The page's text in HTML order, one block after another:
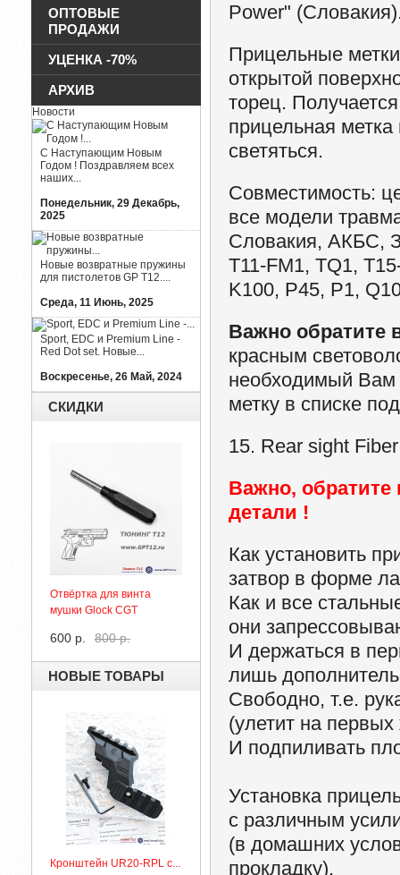
ОПТОВЫЕ
ПРОДАЖИ
УЦЕНКА -70%
АРХИВ
Новости
С Наступающим Новым
Годом ! Поздравляем всех
наших...
Понедельник, 29 Декабрь,
2025
Новые возвратные пружины
для пистолетов GP T12....
Среда, 11 Июнь, 2025
Sport, EDC и Premium Line -
Red Dot set. Новые...
Воскресенье, 26 Май, 2024
СКИДКИ
Отвёртка для винта
мушки Glock CGT
600 р. 800 р.
НОВЫЕ ТОВАРЫ
Кронштейн UR20-RPL с...
Power"
Прицельные
открытой
торец.
прицельная
светяться.
Совместимость:
все модели
Словакия, АКБС,
T11-FM1, TQ1,
K100, P45, P1,
Важно обратите
красным
необходимый Вам
метку в списке
15. Rear sight
Важно,
детали !
Как установить
затвор в форме
Как и все
они
И держаться в
лишь
Свободно, т.е.
(улетит на
И подпиливать
Установка
с различным
(в домашних
прокладку).